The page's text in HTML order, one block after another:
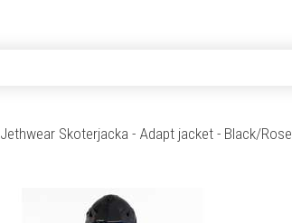
Jethwear Skoterjacka - Adapt jacket - Black/Rose